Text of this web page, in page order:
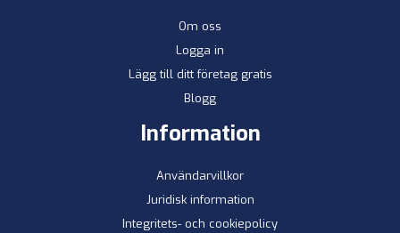
Om oss
Logga in
Lägg till ditt företag gratis
Blogg
Information
Användarvillkor
Juridisk information
Integritets- och cookiepolicy